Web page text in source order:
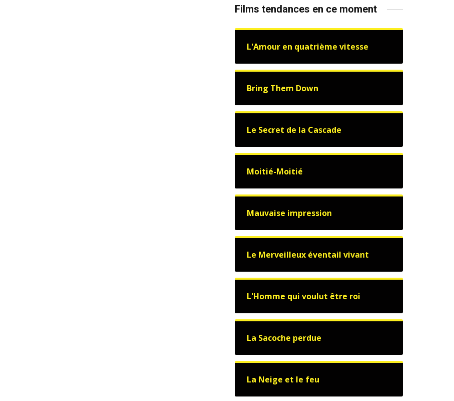
Films tendances en ce moment
L'Amour en quatrième vitesse
Bring Them Down
Le Secret de la Cascade
Moitié-Moitié
Mauvaise impression
Le Merveilleux éventail vivant
L'Homme qui voulut être roi
La Sacoche perdue
La Neige et le feu